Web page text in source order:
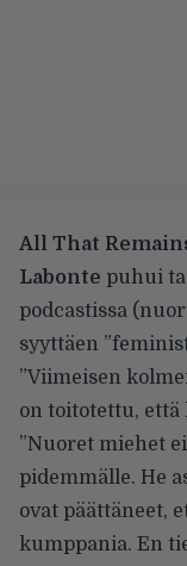
All That
Labonte puhui
podcastissa
syyttäen
”Viimeisen
on toitotettu, että
”Nuoret miehet
pidemmälle. He
ovat päättäneet,
kumppania. En